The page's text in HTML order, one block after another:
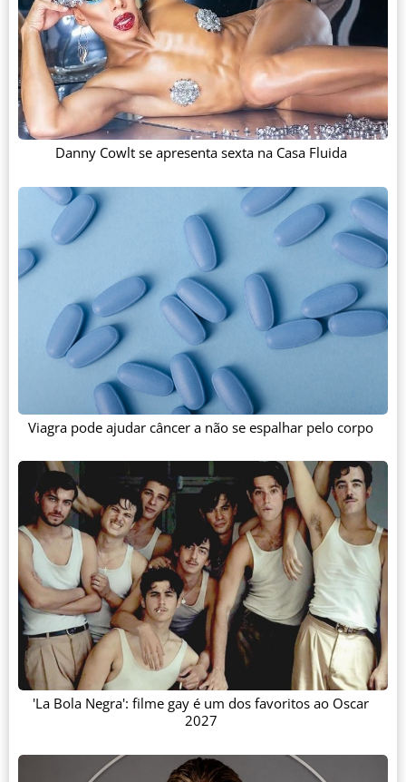
Danny Cowlt se apresenta sexta na Casa Fluida
Viagra pode ajudar câncer a não se espalhar pelo corpo
'La Bola Negra': filme gay é um dos favoritos ao Oscar
2027